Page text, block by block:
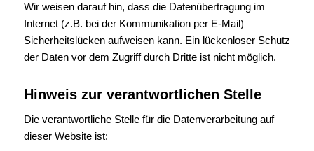
Wir weisen darauf hin, dass die Datenübertragung im
Internet (z.B. bei der Kommunikation per E-Mail)
Sicherheitslücken aufweisen kann. Ein lückenloser Schutz
der Daten vor dem Zugriff durch Dritte ist nicht möglich.
Hinweis zur verantwortlichen Stelle
Die verantwortliche Stelle für die Datenverarbeitung auf
dieser Website ist: